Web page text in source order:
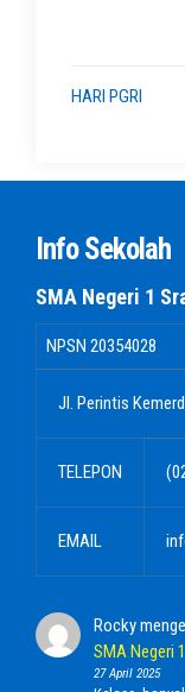
HARI PGRI
Info Sekolah
SMA Negeri 1
NPSN 20354028
Jl. Perintis
TELEPON
EMAIL
Rocky
SMA Negeri
27 April 2025